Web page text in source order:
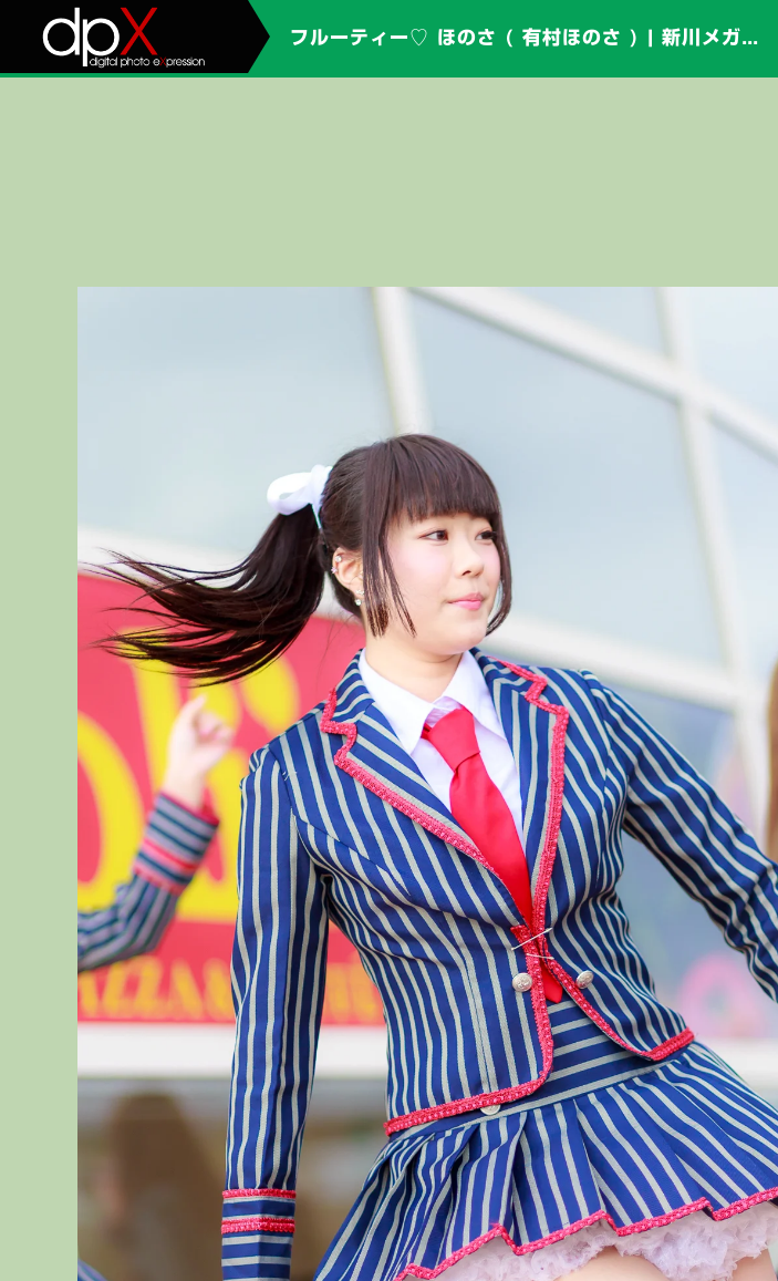
フルーティー♡ ほのさ ( 有村ほのさ ) | 新川メガ・ドン・キホーテ インストアライブ2017 Vol.1